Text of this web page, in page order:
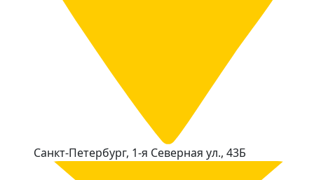
Санкт-Петербург, 1-я Северная ул., 43Б